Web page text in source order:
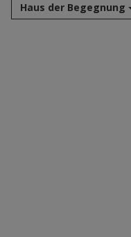
Haus der Begegnung